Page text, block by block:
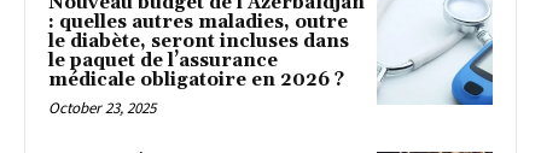
: quelles autres maladies, outre
le diabète, seront incluses dans
le paquet de l’assurance
médicale obligatoire en 2026 ?
October 23, 2025